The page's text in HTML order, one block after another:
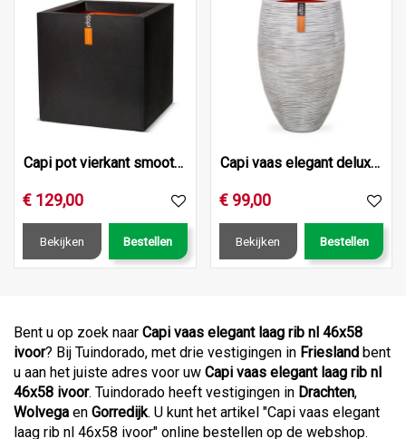
Capi pot vierkant smooth nl 50x50x50 zwart
€ 129,00
Bekijken Bestellen
Capi vaas elegant deluxe rib nl 40x30 ivoor
€ 99,00
Bekijken Bestellen
Bent u op zoek naar Capi vaas elegant laag rib nl 46x58
ivoor? Bij Tuindorado, met drie vestigingen in Friesland bent
u aan het juiste adres voor uw Capi vaas elegant laag rib nl
46x58 ivoor. Tuindorado heeft vestigingen in Drachten,
Wolvega en Gorredijk. U kunt het artikel "Capi vaas elegant
laag rib nl 46x58 ivoor" online bestellen op de webshop.